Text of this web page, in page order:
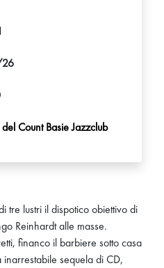
Count Basie Jazzclub
tre lustri il dispotico obiettivo di
Reinhardt alle masse.
financo il barbiere sotto casa
sequela di CD,